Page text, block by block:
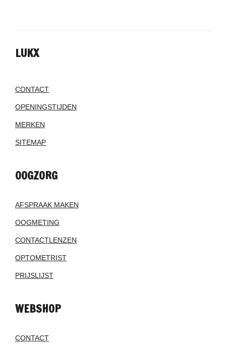
LUKX
CONTACT
OPENINGSTIJDEN
MERKEN
SITEMAP
OOGZORG
AFSPRAAK MAKEN
OOGMETING
CONTACTLENZEN
OPTOMETRIST
PRIJSLIJST
WEBSHOP
CONTACT